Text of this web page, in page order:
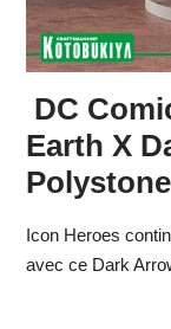
DC
Earth X
Icon Heroes
avec ce Dark